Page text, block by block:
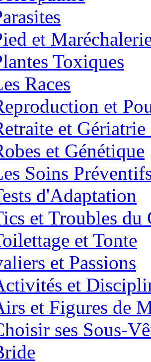
et
Toxiques
Races
et
et
et Génétique
Soins
d'Adaptation
et Troubles du
et Tonte
et Passions
et
et Figures de
ses Sous-